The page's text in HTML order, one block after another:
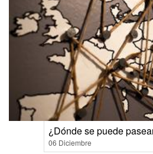
¿Dónde se puede
06 Diciembre